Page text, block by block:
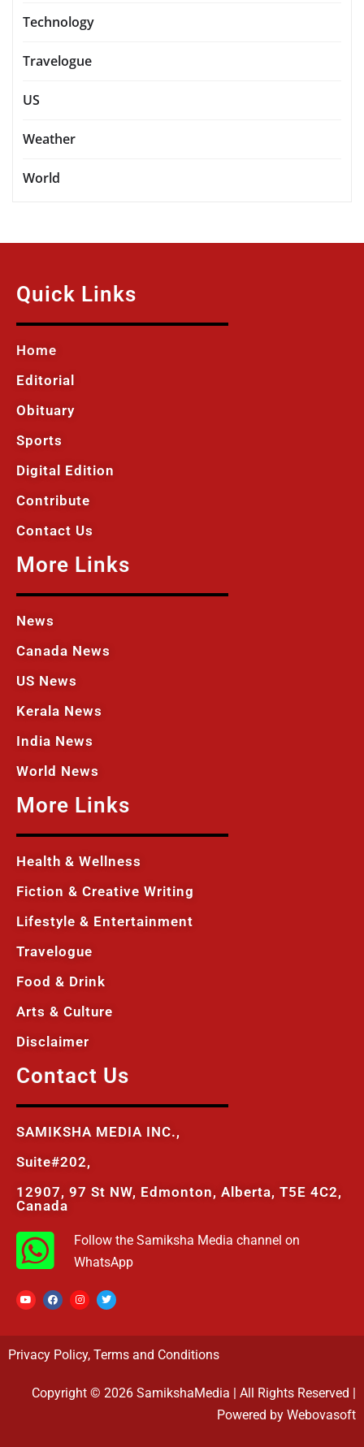
Technology
Travelogue
US
Weather
World
Quick Links
Home
Editorial
Obituary
Sports
Digital Edition
Contribute
Contact Us
More Links
News
Canada News
US News
Kerala News
India News
World News
More Links
Health & Wellness
Fiction & Creative Writing
Lifestyle & Entertainment
Travelogue
Food & Drink
Arts & Culture
Disclaimer
Contact Us
SAMIKSHA MEDIA INC.,
Suite#202,
12907, 97 St NW, Edmonton, Alberta, T5E 4C2,
Canada
Follow the Samiksha Media channel on
WhatsApp
Privacy Policy, Terms and Conditions
Copyright © 2026 SamikshaMedia | All Rights Reserved |
Powered by Webovasoft